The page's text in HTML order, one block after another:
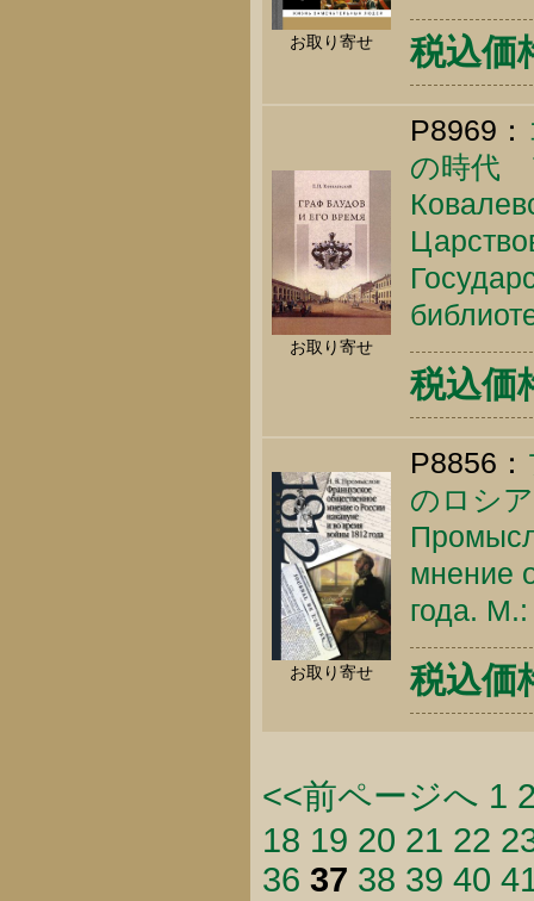
お取り寄せ 税込価
お取り寄せ
P8969：
の時代
税込価
お取り寄せ
P8856：
のロシ
мнение
года.
税込価
<<前ページへ 1
18 19 20 21 22
36 37 38 39 40